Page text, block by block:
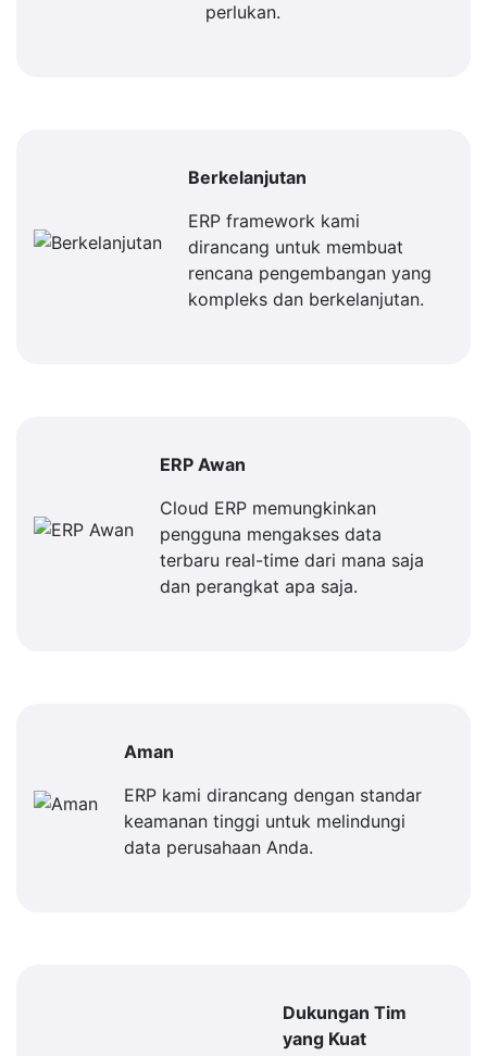
perlukan.
Berkelanjutan
ERP framework kami
dirancang untuk membuat
rencana pengembangan yang
kompleks dan berkelanjutan.
ERP Awan
Cloud ERP memungkinkan
pengguna mengakses data
terbaru real-time dari mana saja
dan perangkat apa saja.
Aman
ERP kami dirancang dengan standar
keamanan tinggi untuk melindungi
data perusahaan Anda.
Dukungan Tim
yang Kuat